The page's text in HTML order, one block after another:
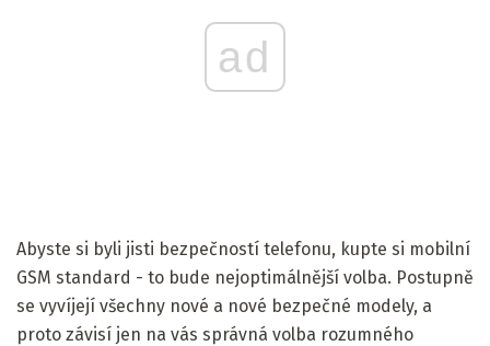
ad
Abyste si byli jisti bezpečností telefonu, kupte si mobilní
GSM standard - to bude nejoptimálnější volba. Postupně
se vyvíjejí všechny nové a nové bezpečné modely, a
proto závisí jen na vás správná volba rozumného